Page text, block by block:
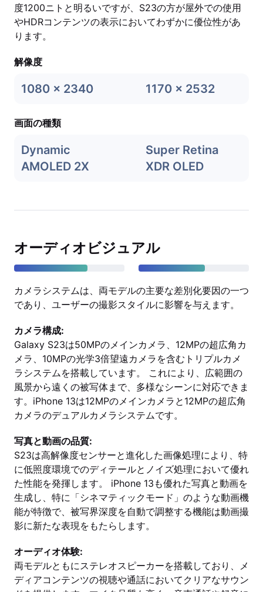
度1200ニトと明るいですが、S23の方が屋外での使用
やHDRコンテンツの表示においてわずかに優位性があ
ります。
解像度
1080 x 2340 1170 x 2532
画面の種類
Dynamic
AMOLED 2X
Super Retina
XDR OLED
オーディオビジュアル
カメラシステムは、両モデルの主要な差別化要因の一つ
であり、ユーザーの撮影スタイルに影響を与えます。
カメラ構成:
Galaxy S23は50MPのメインカメラ、12MPの超広角カ
メラ、10MPの光学3倍望遠カメラを含むトリプルカメ
ラシステムを搭載しています。 これにより、広範囲の
風景から遠くの被写体まで、多様なシーンに対応できま
す。iPhone 13は12MPのメインカメラと12MPの超広角
カメラのデュアルカメラシステムです。
写真と動画の品質:
S23は高解像度センサーと進化した画像処理により、特
に低照度環境でのディテールとノイズ処理において優れ
た性能を発揮します。 iPhone 13も優れた写真と動画を
生成し、特に「シネマティックモード」のような動画機
能が特徴で、被写界深度を自動で調整する機能は動画撮
影に新たな表現をもたらします。
オーディオ体験:
両モデルともにステレオスピーカーを搭載しており、メ
ディアコンテンツの視聴や通話においてクリアなサウン